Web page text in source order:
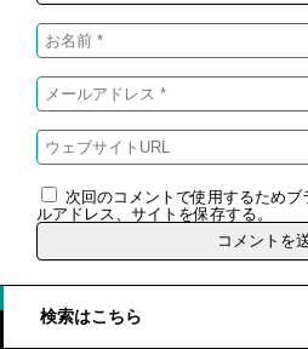
次回のコメントで使用するため
ルアドレス、サイトを保存する。
検索はこちら